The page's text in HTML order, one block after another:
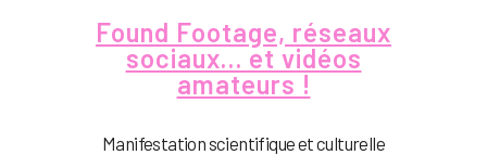
Found Footage, réseaux
sociaux… et vidéos
amateurs !
Manifestation scientifique et culturelle